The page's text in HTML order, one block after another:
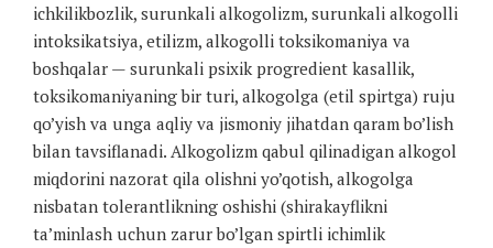
ichkilikbozlik, surunkali alkogolizm, surunkali alkogolli
intoksikatsiya, etilizm, alkogolli toksikomaniya va
boshqalar — surunkali psixik progredient kasallik,
toksikomaniyaning bir turi, alkogolga (etil spirtga) ruju
qo’yish va unga aqliy va jismoniy jihatdan qaram bo’lish
bilan tavsiflanadi. Alkogolizm qabul qilinadigan alkogol
miqdorini nazorat qila olishni yo’qotish, alkogolga
nisbatan tolerantlikning oshishi (shirakayflikni
ta’minlash uchun zarur bo’lgan spirtli ichimlik